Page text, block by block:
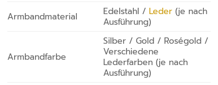
Armbandmaterial
Edelstahl / Leder(je nach
Ausführung)
Armbandfarbe
Silber / Gold / Roségold /
Verschiedene
Lederfarben (je nach
Ausführung)